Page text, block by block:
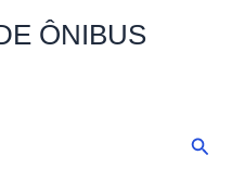
ÔNIBUS